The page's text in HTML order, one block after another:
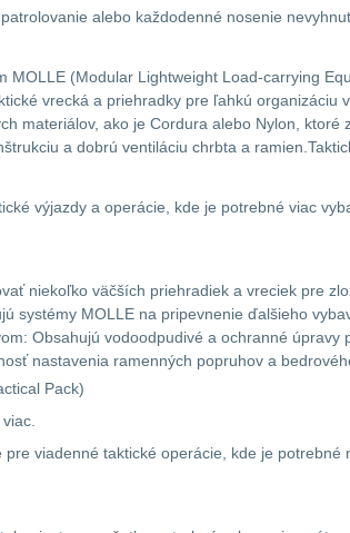
alebo každodenné nosenie
MOLLE (Modular Lightweight Load-carrying
vrecká a priehradky pre ľahkú organizáciu
materiálov, ako je Cordura alebo Nylon,
a dobrú ventiláciu chrbta a
výjazdy a operácie, kde je potrebné viac
niekoľko väčších priehradiek a vreciek pre
systémy MOLLE na pripevnenie ďalšieho
Obsahujú vodoodpudivé a ochranné úpravy
nastavenia ramenných popruhov a
Pack)
viadenné taktické operácie, kde je